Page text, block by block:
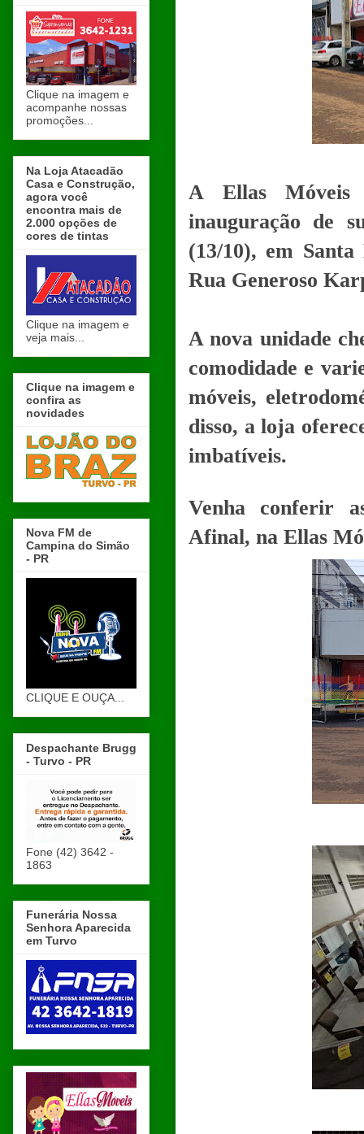
A Ellas Móveis
inauguração de
(13/10), em
Rua Generoso
A nova unidade
comodidade e
móveis,
disso, a loja
imbatíveis.
Venha conferir
Afinal, na Ellas
Clique na imagem e
acompanhe nossas
promoções...
Na Loja Atacadão
Casa e Construção,
agora você
encontra mais de
2.000 opções de
cores de tintas
Clique na imagem e
veja mais...
Clique na imagem e
confira as
novidades
Nova FM de
Campina do Simão
- PR
CLIQUE E OUÇA...
Despachante Brugg
- Turvo - PR
Fone (42) 3642 -
1863
Funerária Nossa
Senhora Aparecida
em Turvo